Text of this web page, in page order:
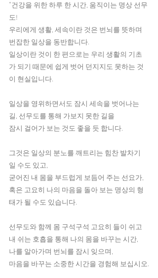
"건강을 위한 하루 한 시간, 움직이는 명상 선무
도! ​
우리에게 생활, 세속이란 것은 번뇌를 뜻하며
번잡한 일상을 동반합니다.
일상이란 것이 한 편으로는 우리 생활의 기초
가 되기 때문에 쉽게 벗어 던지지도 못하는 것
이 현실입니다.
일상을 영위하면서도 잠시 세속을 벗어나는
길, 선무도를 통해 가보지 못한 길을
잠시 걸어가 보는 것도 좋을 듯 합니다.
그것은 일상의 분노를 깨트리는 힘찬 발차기
일 수도 있고,
굳어진 내 몸을 부드럽게 보듬어 주는 선요가,
혹은 고요히 나의 마음을 돌아 보는 명상의 형
태가 될 수도 있습니다.
선무도와 함께 몸 구석구석 고요히 들이 쉬고
내 쉬는 호흡을 통해 나의 몸을 바꾸는 시간,
나를 알아가며 번뇌를 잠시 잊으며,
마음을 바꾸는 소중한 시간을 경험해 보십시오.